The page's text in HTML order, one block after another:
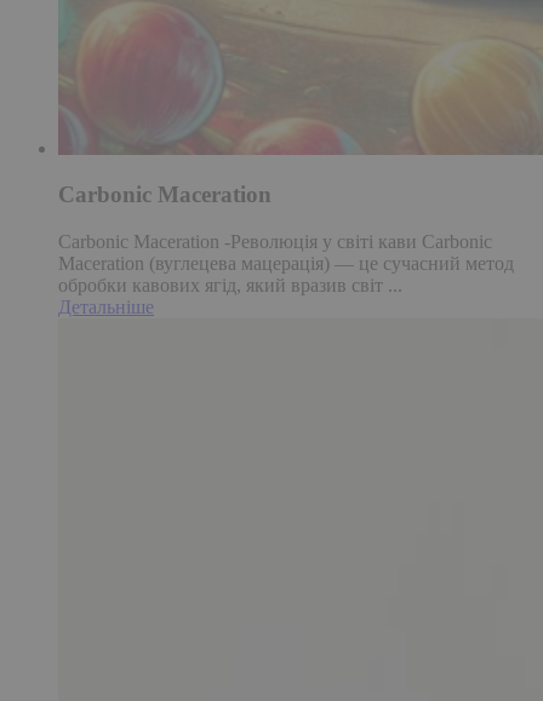
Carbonic Maceration
Carbonic Maceration -Революція у світі кави Carbonic
Maceration (вуглецева мацерація) — це сучасний метод
обробки кавових ягід, який вразив світ ...
Детальніше